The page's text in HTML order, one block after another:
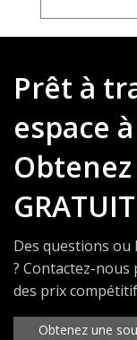
Prêt à
espace
Des questions
? Contactez-
des prix
Obtenez une